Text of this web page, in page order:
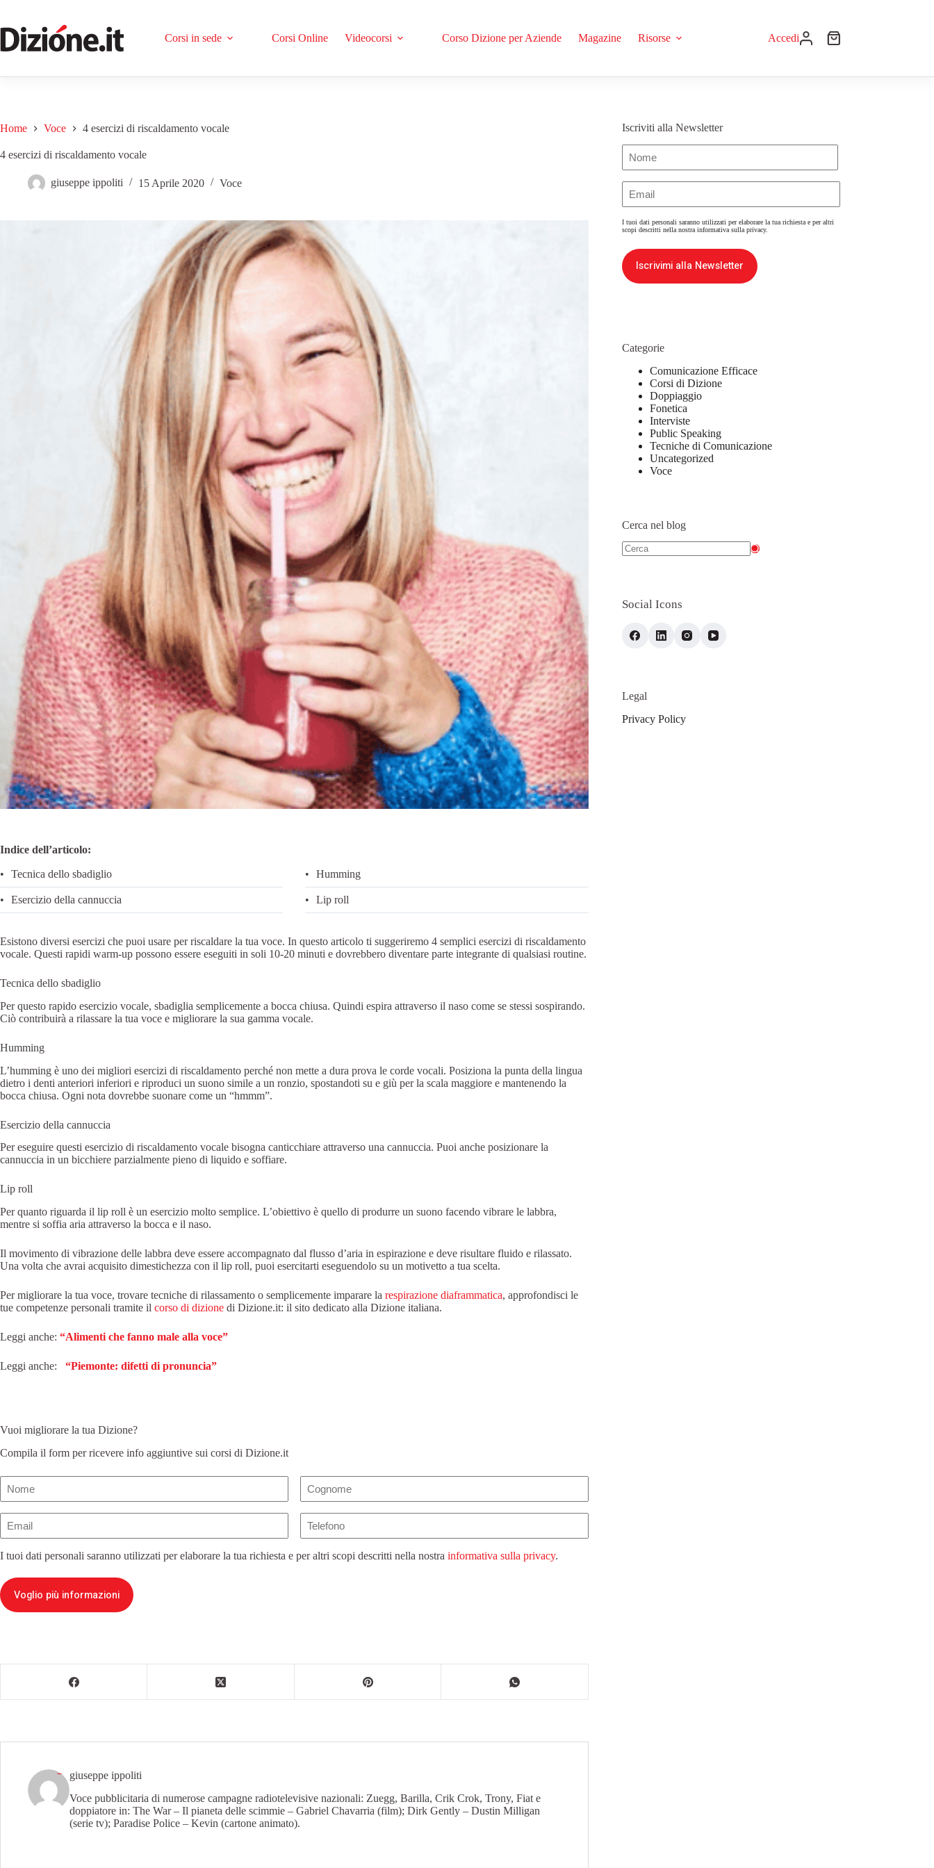
Corsi in sede Corsi Online Videocorsi Corso Dizione per Aziende Magazine Risorse Accedi
Home Voce 4 esercizi di riscaldamento vocale
4 esercizi di riscaldamento vocale
giuseppe ippoliti 15 Aprile 2020 Voce
Indice dell’articolo:
Tecnica dello sbadiglio Humming
Esercizio della cannuccia Lip roll
Esistono diversi esercizi che puoi usare per riscaldare la tua voce. In questo articolo ti suggeriremo 4 semplici esercizi di riscaldamento
vocale. Questi rapidi warm-up possono essere eseguiti in soli 10-20 minuti e dovrebbero diventare parte integrante di qualsiasi routine.
Tecnica dello sbadiglio
Per questo rapido esercizio vocale, sbadiglia semplicemente a bocca chiusa. Quindi espira attraverso il naso come se stessi sospirando.
Ciò contribuirà a rilassare la tua voce e migliorare la sua gamma vocale.
Humming
L’humming è uno dei migliori esercizi di riscaldamento perché non mette a dura prova le corde vocali. Posiziona la punta della lingua
dietro i denti anteriori inferiori e riproduci un suono simile a un ronzio, spostandoti su e giù per la scala maggiore e mantenendo la
bocca chiusa. Ogni nota dovrebbe suonare come un “hmmm”.
Esercizio della cannuccia
Per eseguire questi esercizio di riscaldamento vocale bisogna canticchiare attraverso una cannuccia. Puoi anche posizionare la
cannuccia in un bicchiere parzialmente pieno di liquido e soffiare.
Lip roll
Per quanto riguarda il lip roll è un esercizio molto semplice. L’obiettivo è quello di produrre un suono facendo vibrare le labbra,
mentre si soffia aria attraverso la bocca e il naso.
Il movimento di vibrazione delle labbra deve essere accompagnato dal flusso d’aria in espirazione e deve risultare fluido e rilassato.
Una volta che avrai acquisito dimestichezza con il lip roll, puoi esercitarti eseguendolo su un motivetto a tua scelta.
Per migliorare la tua voce, trovare tecniche di rilassamento o semplicemente imparare la respirazione diaframmatica, approfondisci le
tue competenze personali tramite il corso di dizione di Dizione.it: il sito dedicato alla Dizione italiana.
Leggi anche: “Alimenti che fanno male alla voce”
Leggi anche: “Piemonte: difetti di pronuncia”
Vuoi migliorare la tua Dizione?
Compila il form per ricevere info aggiuntive sui corsi di Dizione.it
I tuoi dati personali saranno utilizzati per elaborare la tua richiesta e per altri scopi descritti nella nostra informativa sulla privacy.
Voglio più informazioni
giuseppe ippoliti
Voce pubblicitaria di numerose campagne radiotelevisive nazionali: Zuegg, Barilla, Crik Crok, Trony, Fiat e
doppiatore in: The War – Il pianeta delle scimmie – Gabriel Chavarria (film); Dirk Gently – Dustin Milligan
(serie tv); Paradise Police – Kevin (cartone animato).
Iscriviti alla Newsletter
I tuoi dati personali saranno utilizzati per elaborare la tua richiesta e per altri
scopi descritti nella nostrainformativa sulla privacy.
Iscrivimi alla Newsletter
Categorie
Comunicazione Efficace
Corsi di Dizione
Doppiaggio
Fonetica
Interviste
Public Speaking
Tecniche di Comunicazione
Uncategorized
Voce
Cerca nel blog
Social Icons
Legal
Privacy Policy